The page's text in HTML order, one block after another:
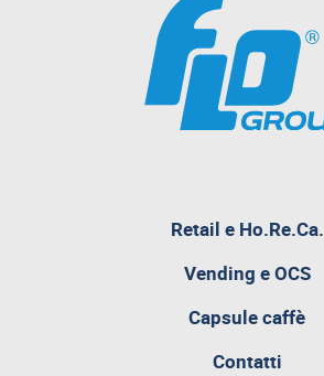
Retail e Ho.Re.Ca.
Vending e OCS
Capsule caffè
Contatti